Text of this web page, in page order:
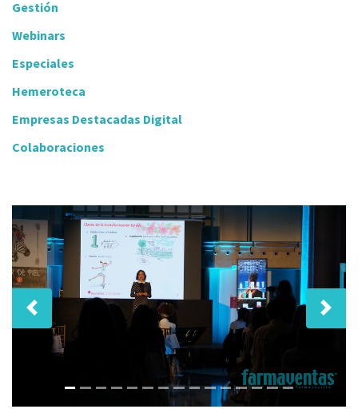
Gestión
Webinars
Especiales
Hemeroteca
Empresas Destacadas Digital
Colaboraciones
Anterior